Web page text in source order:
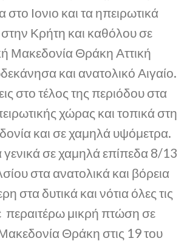
στο Ιονιο και τα ηπειρωτικά
στην Κρήτη και καθόλου σε
Μακεδονία Θράκη Αττική
και ανατολικό Αιγαίο.
στο τέλος της περιόδου στα
χώρας και τοπικά στη
και σε χαμηλά υψόμετρα.
σε χαμηλά επίπεδα 8/13
στα ανατολικά και βόρεια
στα δυτικά και νότια όλες τις
περαιτέρω μικρή πτώση σε
Θράκη στις 19 του